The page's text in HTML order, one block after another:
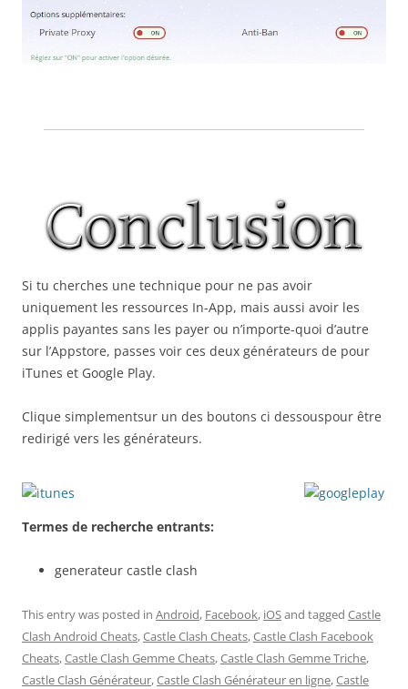
Si tu cherches une technique pour ne pas avoir
uniquement les ressources In-App, mais aussi avoir les
applis payantes sans les payer ou n’importe-quoi d’autre
sur l’Appstore, passes voir ces deux générateurs de pour
iTunes et Google Play.
Clique simplementsur un des boutons ci dessouspour être
redirigé vers les générateurs.
Termes de recherche entrants:
generateur castle clash
This entry was posted in Android, Facebook, iOSand tagged Castle
Clash Android Cheats,Castle Clash Cheats,Castle Clash Facebook
Cheats,Castle Clash Gemme Cheats,Castle Clash Gemme Triche,
Castle Clash Générateur,Castle Clash Générateur en ligne,Castle